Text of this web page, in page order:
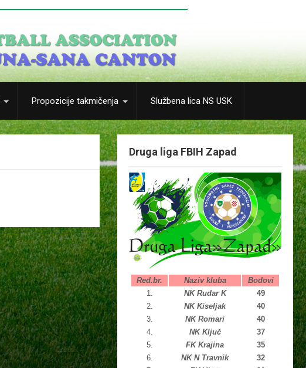
Propozicije takmičenja Službena lica NS USK
Druga liga FBIH Zapad
Red.br. Naziv kluba
Bodovi
1.
NK Rudar K
49
2.
NK Kiseljak
40
3.
NK Romari
40
4.
NK Ključ
37
5.
FK Krajina
35
6.
NK N Travnik
32